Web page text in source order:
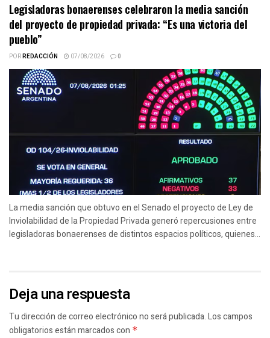
Legisladoras bonaerenses celebraron la media sanción
del proyecto de propiedad privada: “Es una victoria del
pueblo”
PORREDACCIÓN 07/08/2026 0
La media sanción que obtuvo en el Senado el proyecto de Ley de
Inviolabilidad de la Propiedad Privada generó repercusiones entre
legisladoras bonaerenses de distintos espacios políticos, quienes...
Deja una respuesta
Tu dirección de correo electrónico no será publicada.Los campos
obligatorios están marcados con *